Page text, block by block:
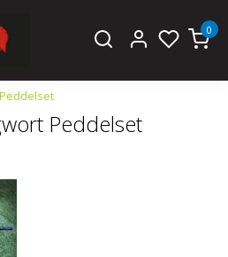
0
Peddelset
Peddelset